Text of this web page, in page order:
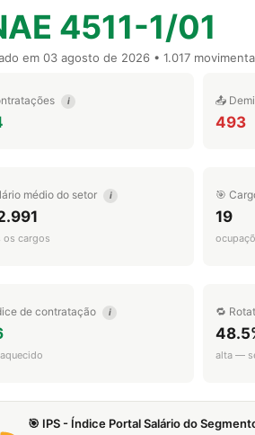
4511-1/01
em 03 agosto de 2026 • 1.017
i 📤
493
médio do setor i
os cargos
🎯
19
de contratação i 🔁
alta —
🎯 IPS - Índice Portal Salário do